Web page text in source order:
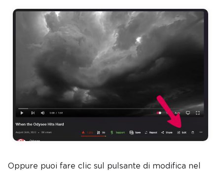
Oppure puoi fare clic sul pulsante di modifica nel